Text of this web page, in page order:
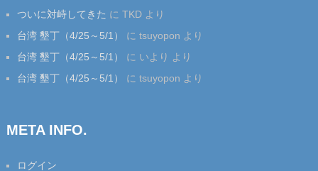
ついに対峙してきた に TKDより
台湾 墾丁（4/25～5/1）
に tsuyopon より
台湾 墾丁（4/25～5/1）
に いより より
台湾 墾丁（4/25～5/1）
に tsuyopon より
META INFO.
ログイン